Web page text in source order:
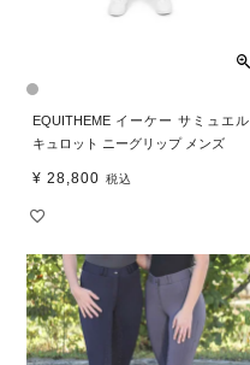
EQUITHEME イーケー サミュエル
キュロット ニーグリップ メンズ
¥ 28,800 税込